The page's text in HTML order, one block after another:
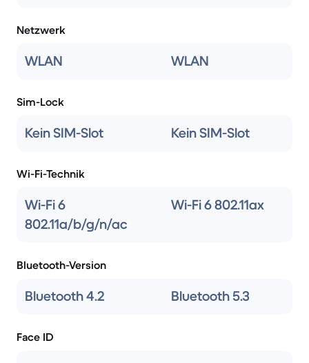
Netzwerk
WLAN WLAN
Sim-Lock
Kein SIM-Slot Kein SIM-Slot
Wi-Fi-Technik
Wi-Fi 6
802.11a/b/g/n/ac
Wi-Fi 6 802.11ax
Bluetooth-Version
Bluetooth 4.2 Bluetooth 5.3
Face ID